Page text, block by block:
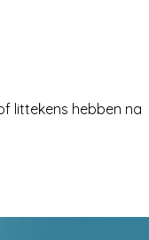
littekens hebben na